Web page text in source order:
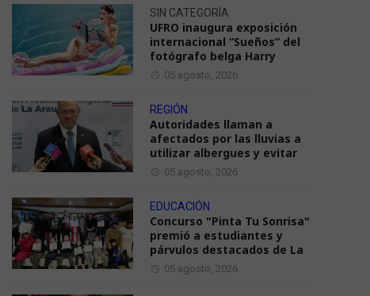
SIN CATEGORÍA
UFRO inaugura exposición
internacional “Sueños” del
fotógrafo belga Harry
05 agosto, 2026
REGIÓN
Autoridades llaman a
afectados por las lluvias a
utilizar albergues y evitar
05 agosto, 2026
EDUCACIÓN
Concurso "Pinta Tu Sonrisa"
premió a estudiantes y
párvulos destacados de La
05 agosto, 2026